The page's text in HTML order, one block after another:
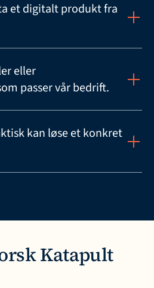
et digitalt produkt fra
eller
passer vår bedrift.
kan løse et konkret
Katapult